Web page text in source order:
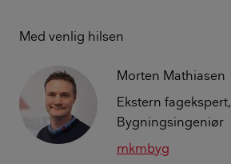
Med venlig hilsen
Morten Mathiasen
Ekstern fagekspert,
Bygningsingeniør
mkmbyg